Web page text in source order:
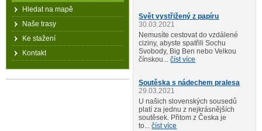
Svět vystřižený z papíru
30.03.2021
Nemusíte cestovat do vzdálené
ciziny, abyste spatřili Sochu
Svobody, Big Ben nebo Velkou
čínskou...číst více
Soutěska s nádechem pralesa
29.03.2021
U našich slovenských sousedů
platí za jednu z nejkrásnějších
soutěsek. Přitom z Česka je
to...číst více
Hledat na mapě
Naše trasy
Ke stažení
Kontakt